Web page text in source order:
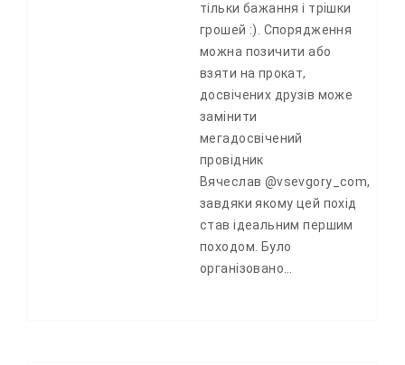
тільки бажання і трішки
грошей :). Спорядження
можна позичити або
взяти на прокат,
досвічених друзів може
замінити
мегадосвічений
провідник
Вячеслав @vsevgory_com,
завдяки якому цей похід
став ідеальним першим
походом. Було
організовано…